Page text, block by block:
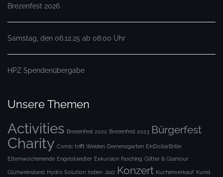
Brezenfest 2026
Samstag, den 06.12.25 ab 08:00 Uhr
HPZ Spendenübergabe
Unsere Themen
Activities Brezenfest 2022 Brezenfest 2023 Bürgerfest
Charity Comic trifft Weiden Demenzgarten EinDollarBrille
Elternwochenende Engelstaedter Exkursion Fasching Glitter & Glamour
Glühweinstand Hydro Solution Indien Jazz Konzert Kuchenverkauf Kunst